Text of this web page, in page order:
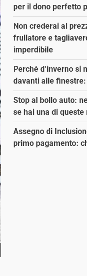
per il dono perfetto
Non crederai al
frullatore e
imperdibile
Perché d’inverno si
davanti alle
Stop al bollo auto:
se hai una di queste
Assegno di
primo pagamento: